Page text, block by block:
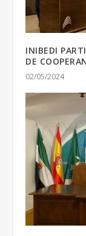
INIBEDI
DE
02/05/2024